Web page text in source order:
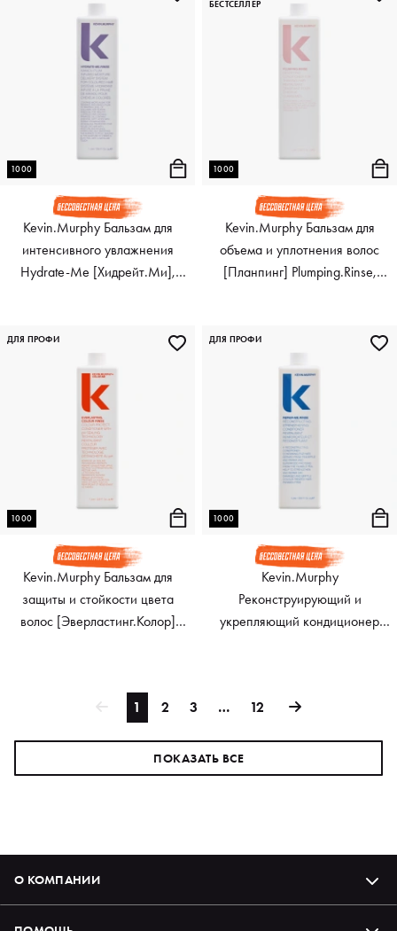
1000
Kevin.Murphy Бальзам для
интенсивного увлажнения
Hydrate-Me [Хидрейт.Ми],
1000
Kevin.Murphy Бальзам для
объема и уплотнения волос
[Планпинг] Plumping.Rinse,
БЕСТСЕЛЛЕР
1000
Kevin.Murphy Бальзам для
защиты и стойкости цвета
волос [Эверластинг.Колор]
ДЛЯ ПРОФИ
1000
Kevin.Murphy
Реконструирующий и
укрепляющий кондиционер
ДЛЯ ПРОФИ
1 2 3 … 12
ПОКАЗАТЬ ВСЕ
О КОМПАНИИ